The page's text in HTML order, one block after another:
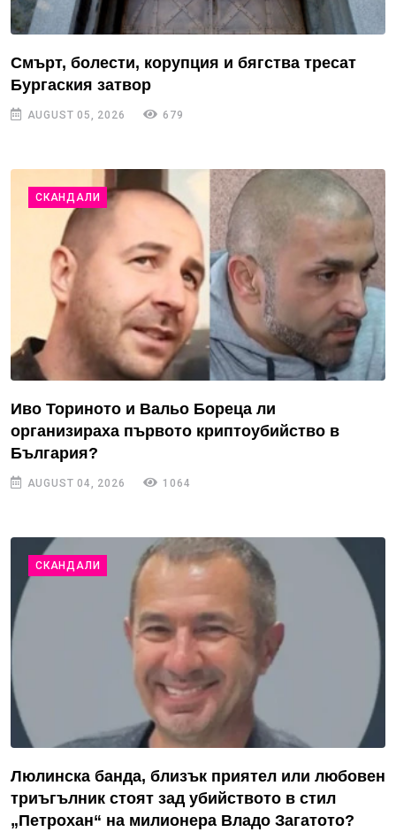
Смърт, болести, корупция и бягства тресат
Бургаския затвор
AUGUST 05, 2026 679
СКАНДАЛИ
Иво Ториното и Вальо Бореца ли
организираха първото криптоубийство в
България?
AUGUST 04, 2026 1064
СКАНДАЛИ
Люлинска банда, близък приятел или любовен
триъгълник стоят зад убийството в стил
„Петрохан“ на милионера Владо Загатото?